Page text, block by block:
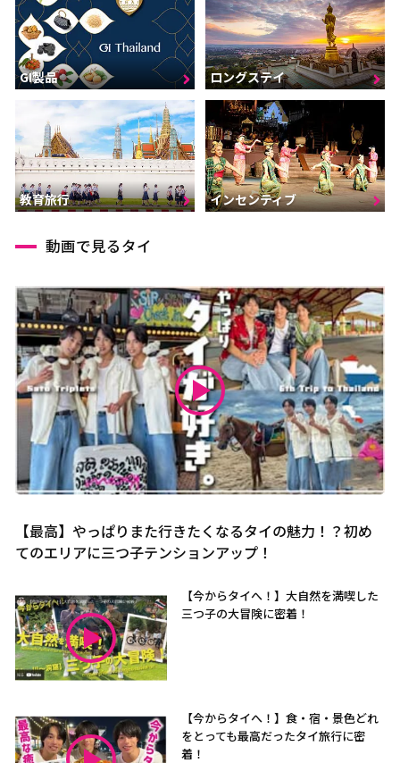
GI製品 ロングステイ
教育旅行 インセンティブ
動画で見るタイ
【最高】やっぱりまた行きたくなるタイの魅力！？初め
てのエリアに三つ子テンションアップ！
【今からタイへ！】大自然を満喫した
三つ子の大冒険に密着！
【今からタイへ！】食・宿・景色どれ
をとっても最高だったタイ旅行に密
着！